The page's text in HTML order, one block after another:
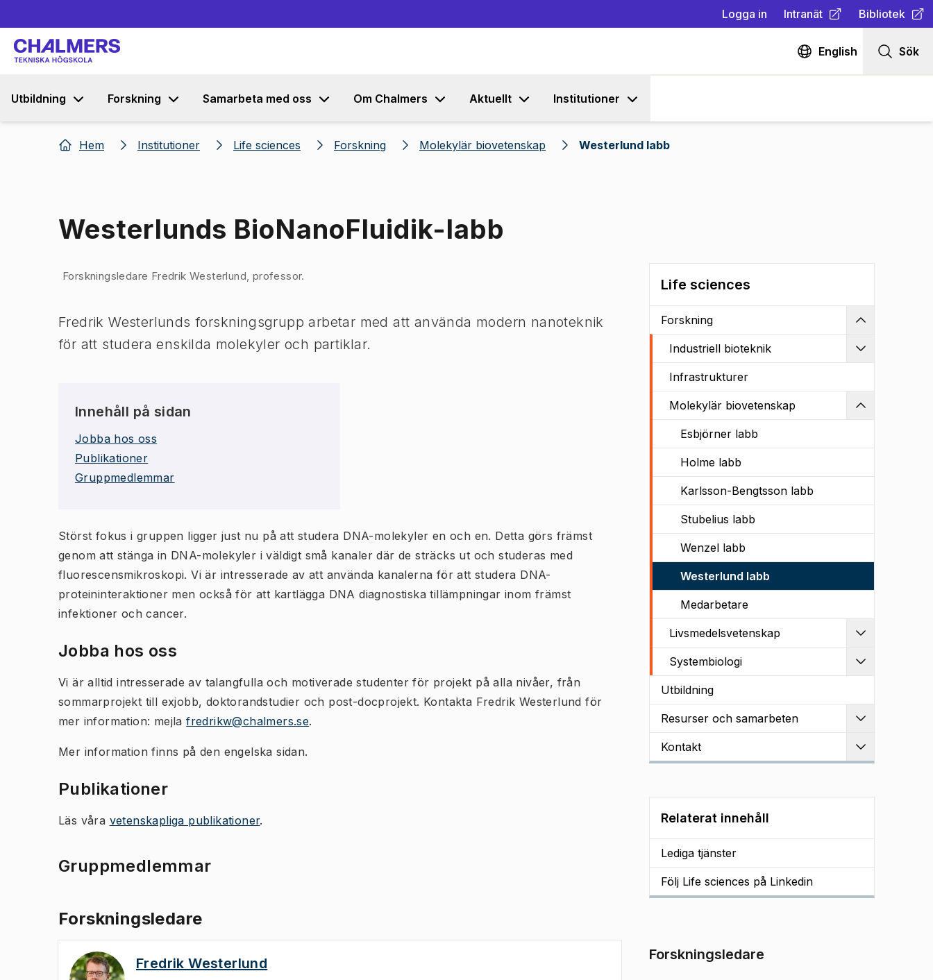
Logga in Intranät
(Öppnas i ny flik)
Bibliotek
(Öppnas i ny
English Sök
Utbildning Forskning Samarbeta med oss Om Chalmers Aktuellt Institutioner
Hem Institutioner Life sciences Forskning Molekylär biovetenskap Westerlund labb
Westerlunds BioNanoFluidik-labb
Bild 1 av 1
Forskningsledare Fredrik Westerlund, professor.
Fredrik Westerlunds forskningsgrupp arbetar med att använda modern nanoteknik
för att studera enskilda molekyler och partiklar.
Innehåll på sidan
Jobba hos oss
Publikationer
Gruppmedlemmar
Störst fokus i gruppen ligger just nu på att studera DNA-molekyler en och en. Detta görs främst
genom att stänga in DNA-molekyler i väldigt små kanaler där de sträcks ut och studeras med
fluorescensmikroskopi. Vi är intresserade av att använda kanalerna för att studera DNA-
proteininteraktioner men också för att kartlägga DNA diagnostiska tillämpningar inom främst
infektioner och cancer.
Jobba hos oss
Vi är alltid intresserade av talangfulla och motiverade studenter för projekt på alla nivåer, från
sommarprojekt till exjobb, doktorandstudier och post-docprojekt. Kontakta Fredrik Westerlund för
mer information: mejlafredrikw@chalmers.se.
Mer information finns på den engelska sidan.
Publikationer
Läs våra vetenskapliga publikationer.
Gruppmedlemmar
Forskningsledare
Fredrik Westerlund
Life sciences
Forskning
Industriell bioteknik
Infrastrukturer
Molekylär biovetenskap
Esbjörner labb
Holme labb
Karlsson-Bengtsson labb
Stubelius labb
Wenzel labb
Westerlund labb
Medarbetare
Livsmedelsvetenskap
Systembiologi
Utbildning
Resurser och samarbeten
Kontakt
Relaterat innehåll
Lediga tjänster
Följ Life sciences på Linkedin
Forskningsledare